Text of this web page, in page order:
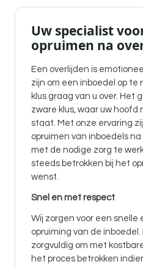
Uw specialist
opruimen na
Een overlijden is
zijn om een inboedel op te
klus graag van u over. Het
zware klus, waar uw
staat. Met onze ervaring
opruimen van inboedels
met de nodige zorg te
steeds betrokken bij het
wenst.
Snel en met respect
Wij zorgen voor een snelle
opruiming van de
zorgvuldig om met
het proces betrokken